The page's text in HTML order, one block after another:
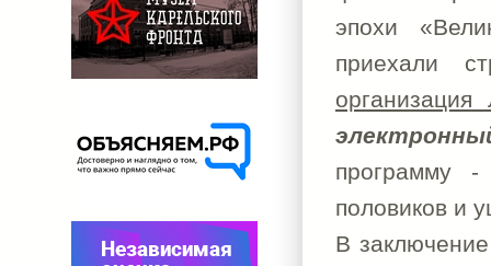
эпохи
приехали
программу
половиков и
В